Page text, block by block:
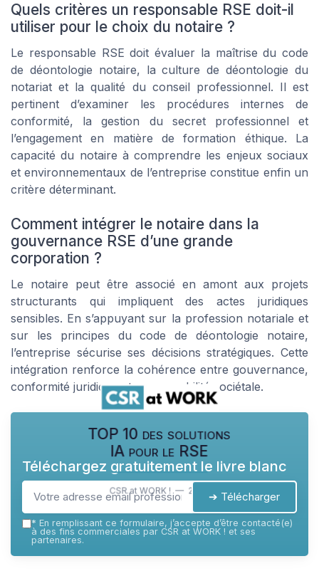
Quels critères un responsable RSE doit-il
utiliser pour le choix du notaire ?
Le responsable RSE doit évaluer la maîtrise du code
de déontologie notaire, la culture de déontologie du
notariat et la qualité du conseil professionnel. Il est
pertinent d’examiner les procédures internes de
conformité, la gestion du secret professionnel et
l’engagement en matière de formation éthique. La
capacité du notaire à comprendre les enjeux sociaux
et environnementaux de l’entreprise constitue enfin un
critère déterminant.
Comment intégrer le notaire dans la
gouvernance RSE d’une grande
corporation ?
Le notaire peut être associé en amont aux projets
structurants qui impliquent des actes juridiques
sensibles. En s’appuyant sur la profession notariale et
sur les principes du code de déontologie notaire,
l’entreprise sécurise ses décisions stratégiques. Cette
intégration renforce la cohérence entre gouvernance,
conformité juridique et responsabilité sociétale.
TOP 10 des solutions
IA pour le RSE
CSR at WORK ! — 2026
Téléchargez gratuitement le livre blanc
➔ Télécharger
* En remplissant ce formulaire, j’accepte d’être contacté(e)
à des fins commerciales par CSR at WORK ! et ses
partenaires.